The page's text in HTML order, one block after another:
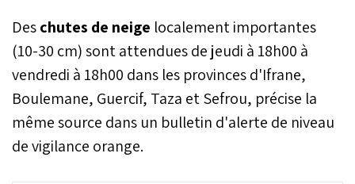
Deschutes de neige localement importantes
(10-30 cm) sont attendues de jeudi à 18h00 à
vendredi à 18h00 dans les provinces d'Ifrane,
Boulemane, Guercif, Taza et Sefrou, précise la
même source dans un bulletin d'alerte de niveau
de vigilance orange.